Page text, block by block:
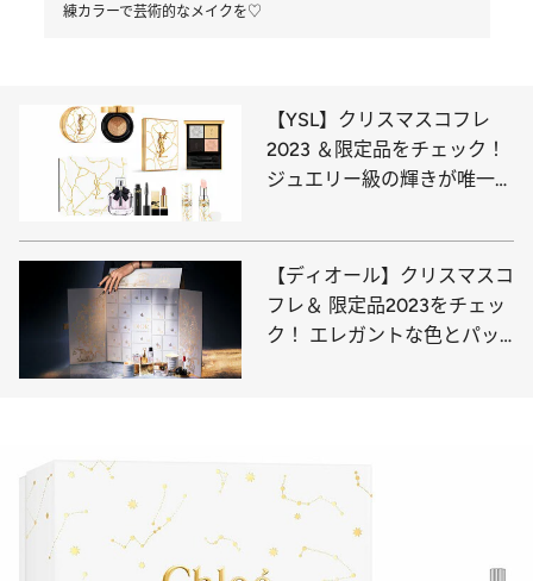
練カラーで芸術的なメイクを♡
【YSL】クリスマスコフレ
2023 ＆限定品をチェック！
ジュエリー級の輝きが唯一無
【ディオール】クリスマスコ
フレ＆ 限定品2023をチェッ
ク！ エレガントな色とパッ